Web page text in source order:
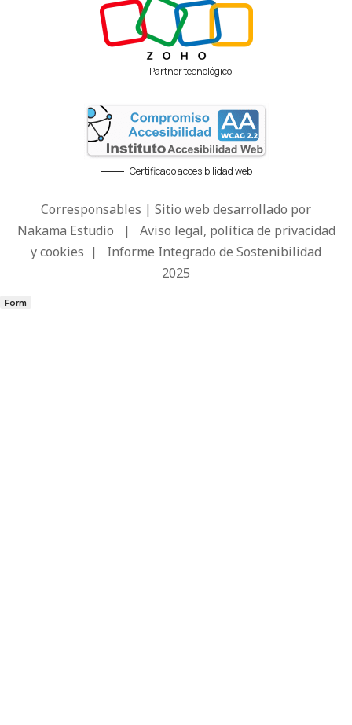
Partner tecnológico
Certificado accesibilidad web
Corresponsables | Sitio web desarrollado por
Nakama Estudio | Aviso legal, política de privacidad
y cookies | Informe Integrado de Sostenibilidad
2025
Form